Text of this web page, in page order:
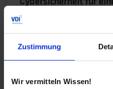
Zustimmung
Wir vermitteln Wissen!
Automatisierung im
Digitalisierung
04.10.2023
Die zunehmende